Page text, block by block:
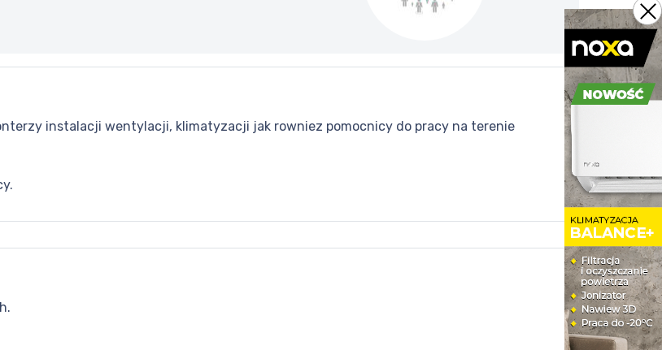
instalacji wentylacji, klimatyzacji jak rowniez pomocnicy do pracy na terenie